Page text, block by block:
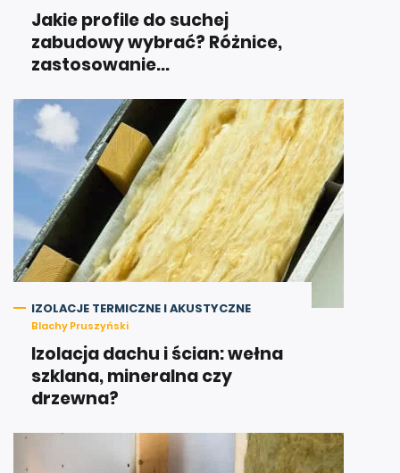
Jakie profile do suchej
zabudowy wybrać? Różnice,
zastosowanie...
IZOLACJE TERMICZNE I AKUSTYCZNE
Blachy Pruszyński
Izolacja dachu i ścian: wełna
szklana, mineralna czy
drzewna?